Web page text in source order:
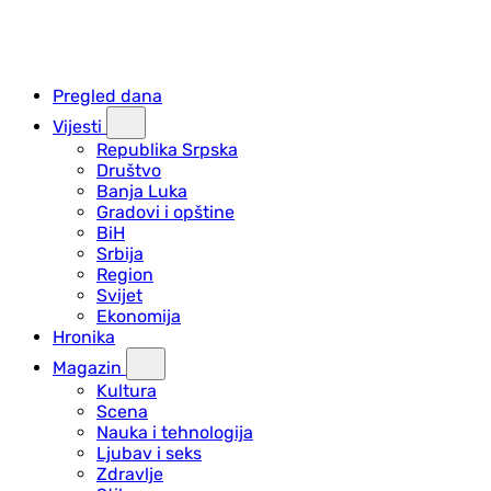
Pregled dana
Vijesti
Republika Srpska
Društvo
Banja Luka
Gradovi i opštine
BiH
Srbija
Region
Svijet
Ekonomija
Hronika
Magazin
Kultura
Scena
Nauka i tehnologija
Ljubav i seks
Zdravlje